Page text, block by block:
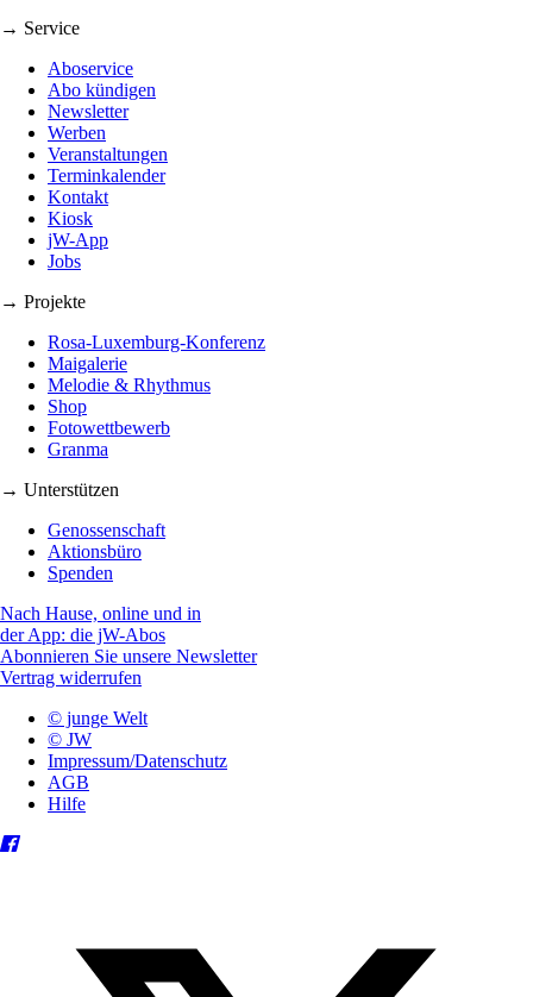
→ Service
Aboservice
Abo kündigen
Newsletter
Werben
Veranstaltungen
Terminkalender
Kontakt
Kiosk
jW-App
Jobs
→ Projekte
Rosa-Luxemburg-Konferenz
Maigalerie
Melodie & Rhythmus
Shop
Fotowettbewerb
Granma
→ Unterstützen
Genossenschaft
Aktionsbüro
Spenden
Nach Hause, online und in
der App: die jW-Abos
Abonnieren Sie unsere Newsletter
Vertrag widerrufen
© junge Welt
© JW
Impressum/Datenschutz
AGB
Hilfe